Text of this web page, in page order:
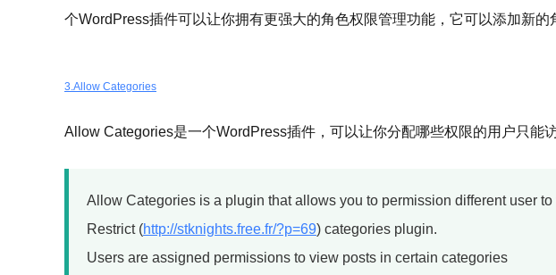
个WordPress插件可以让你拥有更强大的角色权限管理功能，它可以添加新的
3.Allow Categories
Allow Categories是一个WordPress插件，可以让你分配哪些权限的用户只能
Allow Categories is a plugin that allows you to permission different user
Restrict (http://stknights.free.fr/?p=69) categories plugin.
Users are assigned permissions to view posts in certain categories